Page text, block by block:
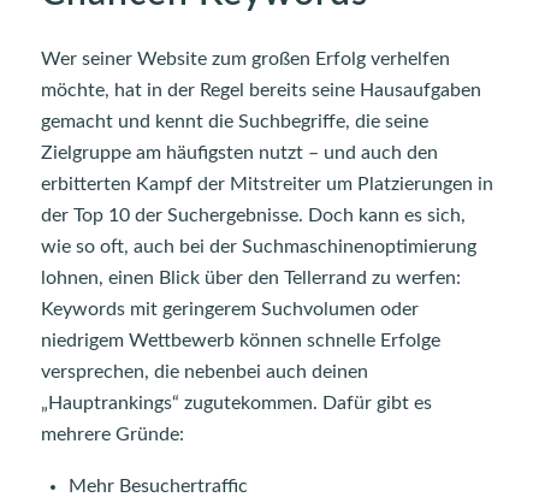
Wer seiner Website zum großen Erfolg verhelfen
möchte, hat in der Regel bereits seine Hausaufgaben
gemacht und kennt die Suchbegriffe, die seine
Zielgruppe am häufigsten nutzt – und auch den
erbitterten Kampf der Mitstreiter um Platzierungen in
der Top 10 der Suchergebnisse. Doch kann es sich,
wie so oft, auch bei der Suchmaschinenoptimierung
lohnen, einen Blick über den Tellerrand zu werfen:
Keywords mit geringerem Suchvolumen oder
niedrigem Wettbewerb können schnelle Erfolge
versprechen, die nebenbei auch deinen
„Hauptrankings“ zugutekommen. Dafür gibt es
mehrere Gründe:
Mehr Besuchertraffic